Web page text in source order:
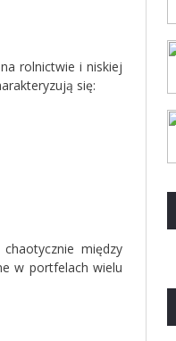
rolnictwie i niskiej
się:
między
w portfelach wielu